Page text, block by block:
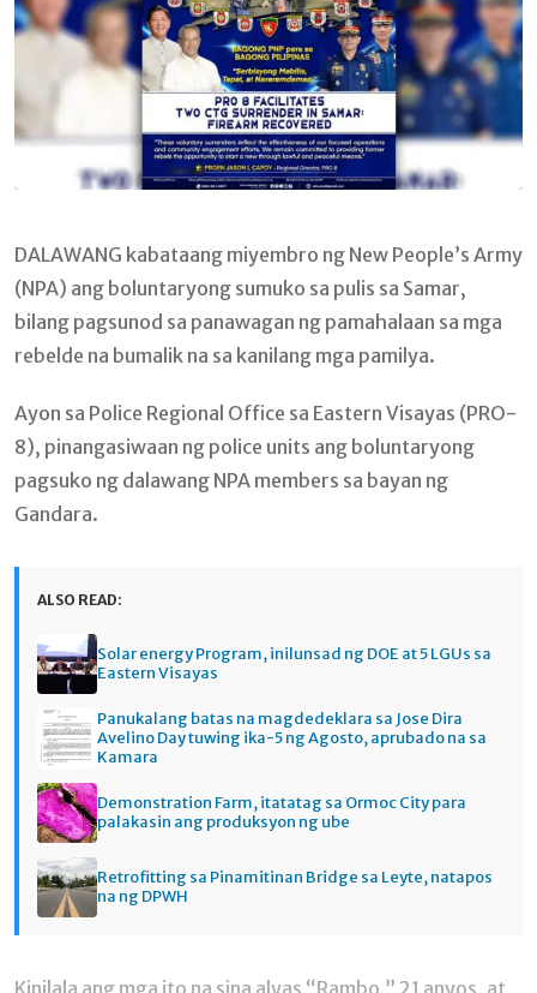
DALAWANG kabataang miyembro ng New People’s Army
(NPA) ang boluntaryong sumuko sa pulis sa Samar,
bilang pagsunod sa panawagan ng pamahalaan sa mga
rebelde na bumalik na sa kanilang mga pamilya.
Ayon sa Police Regional Office sa Eastern Visayas (PRO-
8), pinangasiwaan ng police units ang boluntaryong
pagsuko ng dalawang NPA members sa bayan ng
Gandara.
ALSO READ:
Solar energy Program, inilunsad ng DOE at 5 LGUs sa
Eastern Visayas
Panukalang batas na magdedeklara sa Jose Dira
Avelino Day tuwing ika-5 ng Agosto, aprubado na sa
Kamara
Demonstration Farm, itatatag sa Ormoc City para
palakasin ang produksyon ng ube
Retrofitting sa Pinamitinan Bridge sa Leyte, natapos
na ng DPWH